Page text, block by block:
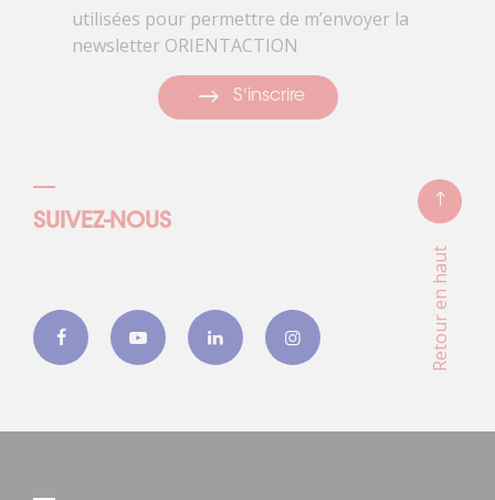
utilisées pour permettre de m’envoyer la
newsletter ORIENTACTION
S'inscrire
SUIVEZ-NOUS
Retour en haut